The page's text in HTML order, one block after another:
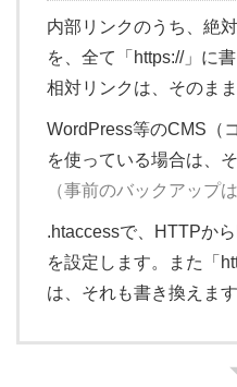
内部リンクのうち、絶
を、全て「https://」に書
相対リンクは、そのま
WordPress等のCMS（
を使っている場合は、
（事前のバックアップ
.htaccessで、HTTPか
を設定します。また「
は、それも書き換えます